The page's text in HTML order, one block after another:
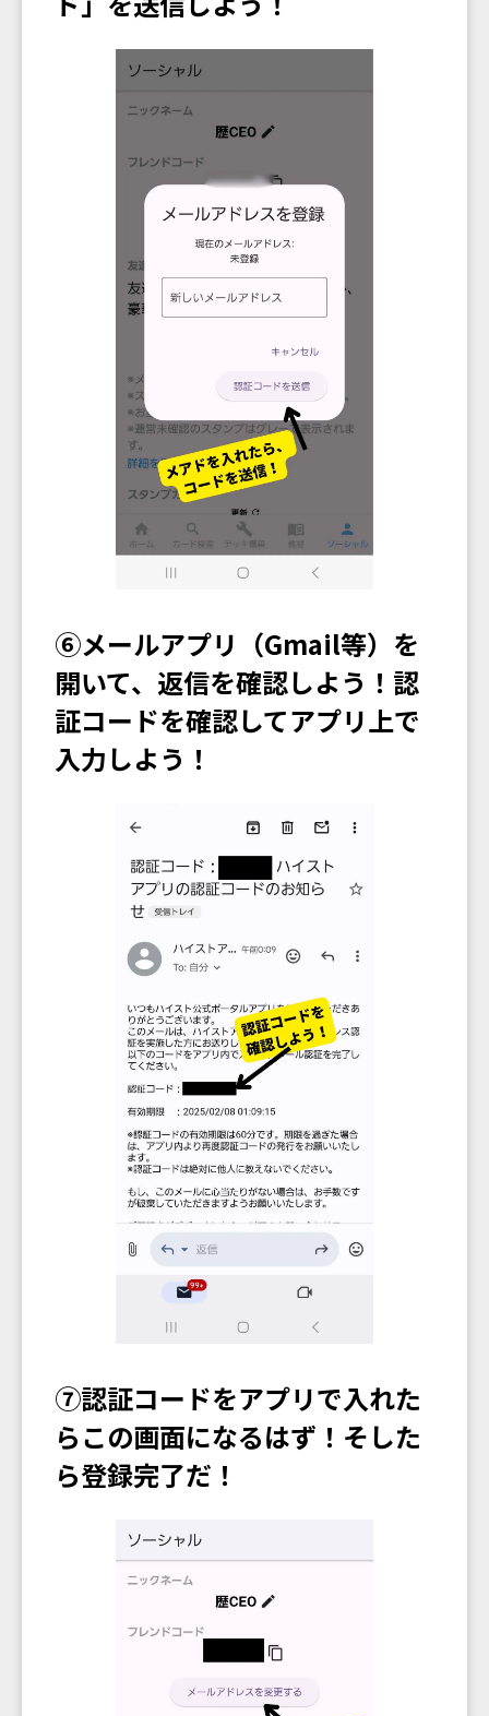
⑥メールアプリ（Gmail等）を
開いて、返信を確認しよう！認
証コードを確認してアプリ上で
入力しよう！
⑦認証コードをアプリで入れた
らこの画面になるはず！そした
ら登録完了だ！